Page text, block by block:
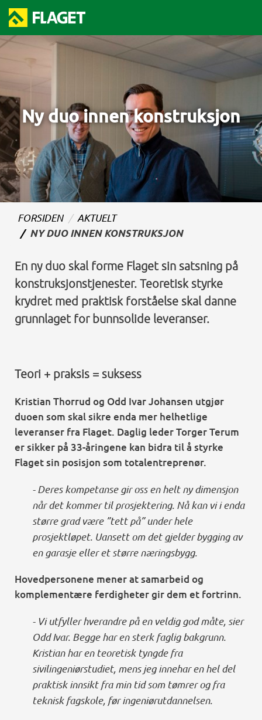
Ny duo innen konstruksjon
FORSIDEN
AKTUELT
NY DUO INNEN KONSTRUKSJON
En ny duo skal forme Flaget sin satsning på
konstruksjonstjenester. Teoretisk styrke
krydret med praktisk forståelse skal danne
grunnlaget for bunnsolide leveranser.
Teori + praksis = suksess
Kristian Thorrud og Odd Ivar Johansen utgjør
duoen som skal sikre enda mer helhetlige
leveranser fra Flaget. Daglig leder Torger Terum
er sikker på 33-åringene kan bidra til å styrke
Flaget sin posisjon som totalentreprenør.
- Deres kompetanse gir oss en helt ny dimensjon
når det kommer til prosjektering. Nå kan vi i enda
større grad være ”tett på” under hele
prosjektløpet. Uansett om det gjelder bygging av
en garasje eller et større næringsbygg.
Hovedpersonene mener at samarbeid og
komplementære ferdigheter gir dem et fortrinn.
- Vi utfyller hverandre på en veldig god måte, sier
Odd Ivar. Begge har en sterk faglig bakgrunn.
Kristian har en teoretisk tyngde fra
sivilingeniørstudiet, mens jeg innehar en hel del
praktisk innsikt fra min tid som tømrer og fra
teknisk fagskole, før ingeniørutdannelsen.